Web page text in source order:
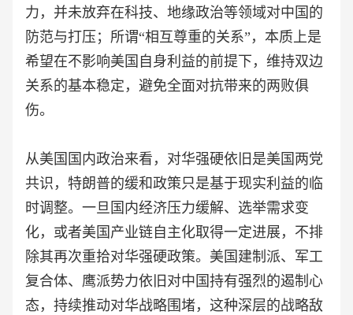
力，并未放弃在科技、地缘政治等领域对中国的
防范与打压；所谓“相互尊重的关系”，本质上是
希望在不影响美国自身利益的前提下，维持双边
关系的基本稳定，避免全面对抗带来的两败俱
伤。
从美国国内政治来看，对华强硬依旧是美国两党
共识，特朗普的缓和政策只是基于现实利益的临
时调整。一旦国内经济压力缓解、选举需求变
化，或者美国产业链自主化取得一定进展，不排
除其再次重拾对华强硬政策。美国建制派、军工
复合体、鹰派势力依旧对中国持有强烈的遏制心
态，持续推动对华战略围堵，这种深层的战略敌